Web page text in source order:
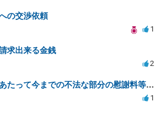
の交渉依頼
1
求出来る金銭
2
現職を退職するにあたって今までの不法な部分の慰謝料等は請求できるのか。
1